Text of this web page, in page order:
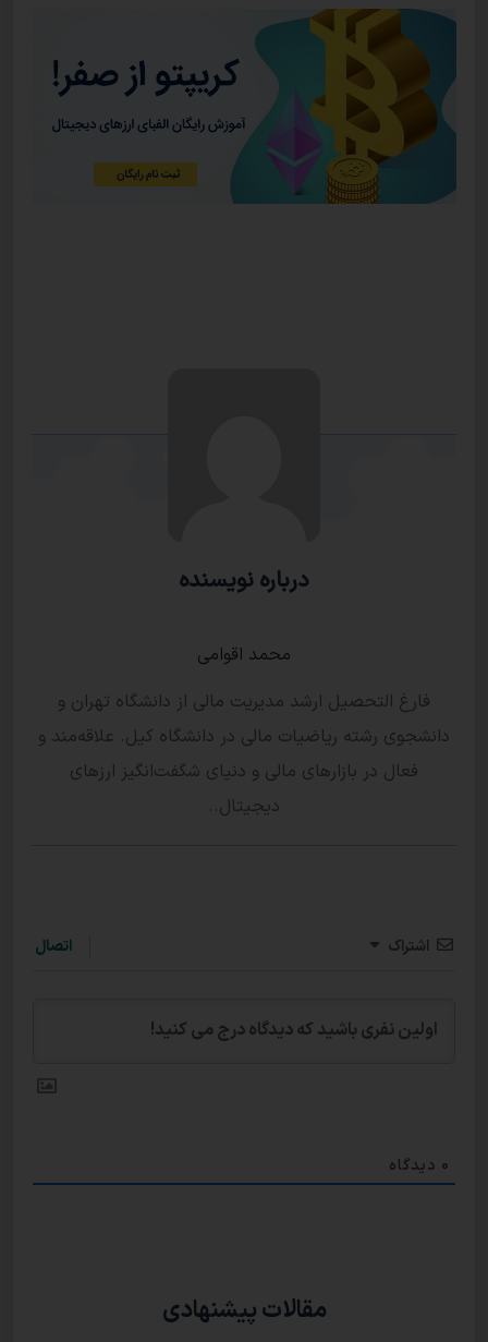
درباره نویسنده
محمد اقوامی
فارغ التحصیل ارشد مدیریت مالی از دانشگاه تهران و
دانشجوی رشته ریاضیات مالی در دانشگاه کیل. علاقه‌مند و
فعال در بازار‌های مالی و دنیای شگفت‌انگیز ارزهای
دیجیتال..
اشتراک اتصال
0 دیدگاه
مقالات پیشنهادی